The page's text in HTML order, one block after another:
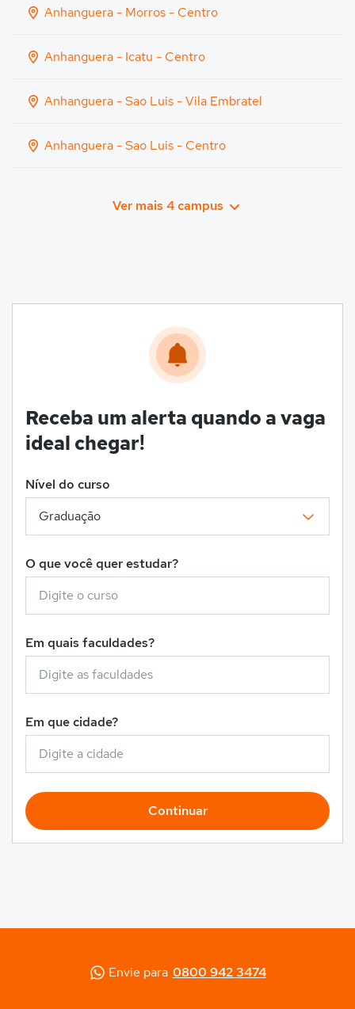
Anhanguera - Morros - Centro
Anhanguera - Icatu - Centro
Anhanguera - Sao Luis - Vila Embratel
Anhanguera - Sao Luis - Centro
Ver mais 4 campus
Receba um alerta quando a vaga
ideal chegar!
Nível do curso
O que você quer estudar?
Em quais faculdades?
Em que cidade?
Continuar
Envie para 0800 942 3474